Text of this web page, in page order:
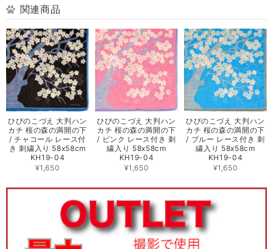
関連商品
ひびのこづえ 大判ハン
カチ 桜の森の満開の下
/ チャコール レース付
き 刺繍入り 58x58cm
KH19-04
¥1,650
ひびのこづえ 大判ハン
カチ 桜の森の満開の下
/ ピンク レース付き 刺
繍入り 58x58cm
KH19-04
¥1,650
ひびのこづえ 大判ハン
カチ 桜の森の満開の下
/ ブルー レース付き 刺
繍入り 58x58cm
KH19-04
¥1,650